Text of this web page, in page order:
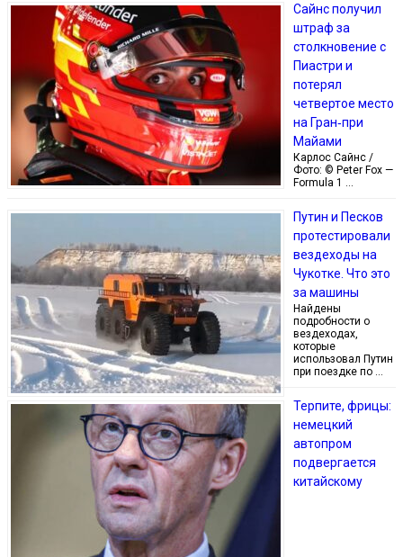
Сайнс получил
штраф за
столкновение с
Пиастри и
потерял
четвертое место
на Гран‑при
Майами
Карлос Сайнс /
Фото: © Peter Fox —
Formula 1 …
Путин и Песков
протестировали
вездеходы на
Чукотке. Что это
за машины
Найдены
подробности о
вездеходах,
которые
использовал Путин
при поездке по …
Терпите, фрицы:
немецкий
автопром
подвергается
китайскому